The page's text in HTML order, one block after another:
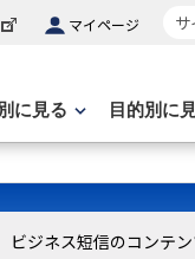
マイページ
に見る 目的別に
ビジネス短信のコンテ